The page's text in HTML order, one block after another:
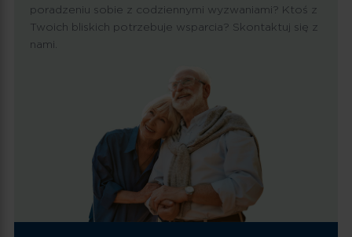
poradzeniu sobie z codziennymi wyzwaniami? Ktoś z
Twoich bliskich potrzebuje wsparcia? Skontaktuj się z
nami.